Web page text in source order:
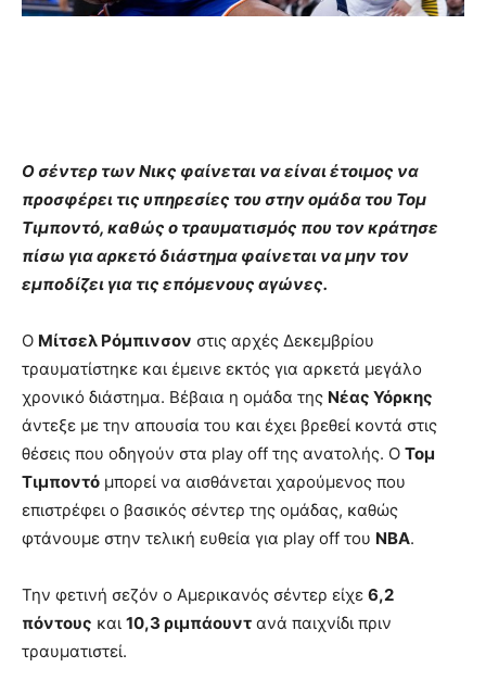
Ο σέντερ των Νικς φαίνεται να είναι έτοιμος να
προσφέρει τις υπηρεσίες του στην ομάδα του Τομ
Τιμποντό, καθώς ο τραυματισμός που τον κράτησε
πίσω για αρκετό διάστημα φαίνεται να μην τον
εμποδίζει για τις επόμενους αγώνες.
Ο Μίτσελ Ρόμπινσον στις αρχές Δεκεμβρίου
τραυματίστηκε και έμεινε εκτός για αρκετά μεγάλο
χρονικό διάστημα. Βέβαια η ομάδα της Νέας Υόρκης
άντεξε με την απουσία του και έχει βρεθεί κοντά στις
θέσεις που οδηγούν στα play off της ανατολής. Ο Τομ
Τιμποντό μπορεί να αισθάνεται χαρούμενος που
επιστρέφει ο βασικός σέντερ της ομάδας, καθώς
φτάνουμε στην τελική ευθεία για play off του NBA.
Την φετινή σεζόν ο Αμερικανός σέντερ είχε 6,2
πόντους και 10,3 ριμπάουντ ανά παιχνίδι πριν
τραυματιστεί.